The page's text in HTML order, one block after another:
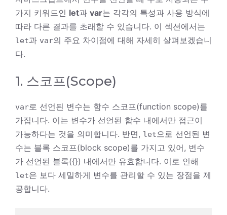
가지 키워드인 let과 var는 각각의 특성과 사용 방식에
따라 다른 결과를 초래할 수 있습니다. 이 섹션에서는
let과 var의 주요 차이점에 대해 자세히 살펴보겠습니
다.
1. 스코프(Scope)
var로 선언된 변수는 함수 스코프(function scope)를
가집니다. 이는 변수가 선언된 함수 내에서만 접근이
가능하다는 것을 의미합니다. 반면, let으로 선언된 변
수는 블록 스코프(block scope)를 가지고 있어, 변수
가 선언된 블록({}) 내에서만 유효합니다. 이로 인해
let은 보다 세밀하게 변수를 관리할 수 있는 장점을 제
공합니다.